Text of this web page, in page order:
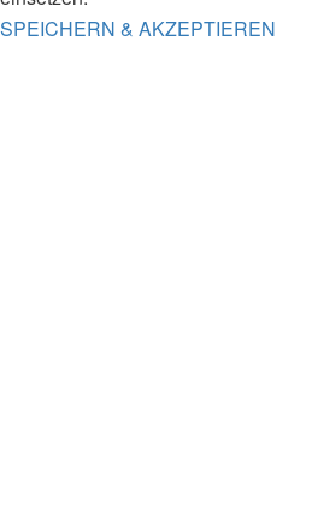
SPEICHERN & AKZEPTIEREN